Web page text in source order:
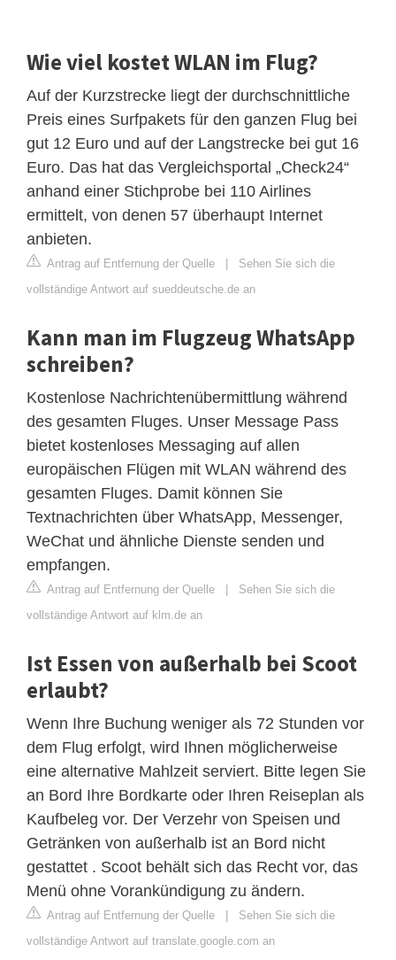
Wie viel kostet WLAN im Flug?
Auf der Kurzstrecke liegt der durchschnittliche
Preis eines Surfpakets für den ganzen Flug bei
gut 12 Euro und auf der Langstrecke bei gut 16
Euro. Das hat das Vergleichsportal „Check24“
anhand einer Stichprobe bei 110 Airlines
ermittelt, von denen 57 überhaupt Internet
anbieten.
Antrag auf Entfernung der Quelle | Sehen Sie sich die
vollständige Antwort auf sueddeutsche.de an
Kann man im Flugzeug WhatsApp
schreiben?
Kostenlose Nachrichtenübermittlung während
des gesamten Fluges. Unser Message Pass
bietet kostenloses Messaging auf allen
europäischen Flügen mit WLAN während des
gesamten Fluges. Damit können Sie
Textnachrichten über WhatsApp, Messenger,
WeChat und ähnliche Dienste senden und
empfangen.
Antrag auf Entfernung der Quelle | Sehen Sie sich die
vollständige Antwort auf klm.de an
Ist Essen von außerhalb bei Scoot
erlaubt?
Wenn Ihre Buchung weniger als 72 Stunden vor
dem Flug erfolgt, wird Ihnen möglicherweise
eine alternative Mahlzeit serviert. Bitte legen Sie
an Bord Ihre Bordkarte oder Ihren Reiseplan als
Kaufbeleg vor. Der Verzehr von Speisen und
Getränken von außerhalb ist an Bord nicht
gestattet . Scoot behält sich das Recht vor, das
Menü ohne Vorankündigung zu ändern.
Antrag auf Entfernung der Quelle | Sehen Sie sich die
vollständige Antwort auf translate.google.com an